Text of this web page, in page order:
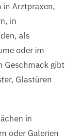
in Arztpraxen,
in
als
oder im
Geschmack gibt
Glastüren
in
oder Galerien